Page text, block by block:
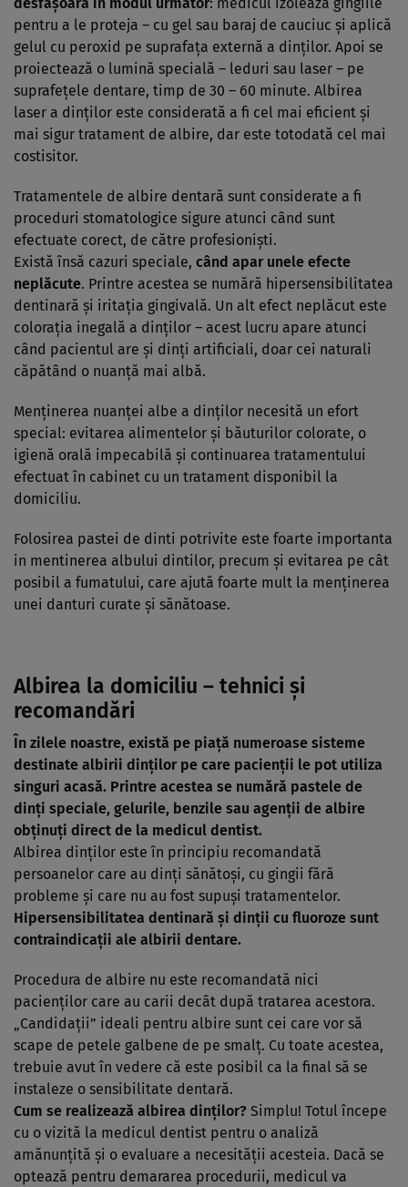
desfăşoară în modul următor: medicul izolează gingiile
pentru a le proteja – cu gel sau baraj de cauciuc şi aplică
gelul cu peroxid pe suprafaţa externă a dinţilor. Apoi se
proiectează o lumină specială – leduri sau laser – pe
suprafeţele dentare, timp de 30 – 60 minute. Albirea
laser a dinţilor este considerată a fi cel mai eficient şi
mai sigur tratament de albire, dar este totodată cel mai
costisitor.
Tratamentele de albire dentară sunt considerate a fi
proceduri stomatologice sigure atunci când sunt
efectuate corect, de către profesionişti.
Există însă cazuri speciale, când apar unele efecte
neplăcute. Printre acestea se numără hipersensibilitatea
dentinară şi iritaţia gingivală. Un alt efect neplăcut este
coloraţia inegală a dinţilor – acest lucru apare atunci
când pacientul are şi dinţi artificiali, doar cei naturali
căpătând o nuanţă mai albă.
Menţinerea nuanţei albe a dinţilor necesită un efort
special: evitarea alimentelor şi băuturilor colorate, o
igienă orală impecabilă şi continuarea tratamentului
efectuat în cabinet cu un tratament disponibil la
domiciliu.
Folosirea pastei de dinti potrivite este foarte importanta
in mentinerea albului dintilor, precum şi evitarea pe cât
posibil a fumatului, care ajută foarte mult la menţinerea
unei danturi curate şi sănătoase.
Albirea la domiciliu – tehnici şi
recomandări
În zilele noastre, există pe piaţă numeroase sisteme
destinate albirii dinţilor pe care pacienţii le pot utiliza
singuri acasă. Printre acestea se numără pastele de
dinţi speciale, gelurile, benzile sau agenţii de albire
obţinuţi direct de la medicul dentist.
Albirea dinţilor este în principiu recomandată
persoanelor care au dinţi sănătoşi, cu gingii fără
probleme şi care nu au fost supuşi tratamentelor.
Hipersensibilitatea dentinară şi dinţii cu fluoroze sunt
contraindicaţii ale albirii dentare.
Procedura de albire nu este recomandată nici
pacienţilor care au carii decât după tratarea acestora.
„Candidaţii” ideali pentru albire sunt cei care vor să
scape de petele galbene de pe smalţ. Cu toate acestea,
trebuie avut în vedere că este posibil ca la final să se
instaleze o sensibilitate dentară.
Cum se realizează albirea dinţilor? Simplu! Totul începe
cu o vizită la medicul dentist pentru o analiză
amănunţită şi o evaluare a necesităţii acesteia. Dacă se
optează pentru demararea procedurii, medicul va